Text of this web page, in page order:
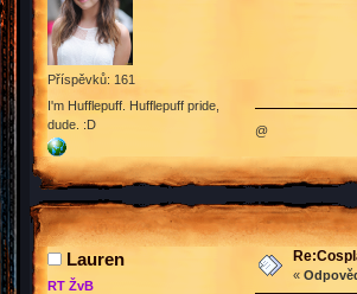
Příspěvků: 161
I'm Hufflepuff. Hufflepuff pride,
dude. :D
@
Lauren
RT ŽvB
«